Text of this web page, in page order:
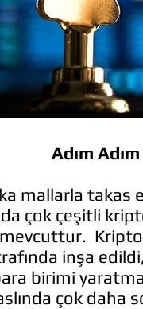
Adım
mallarla takas
çok çeşitli
inşa
birimi
çok daha